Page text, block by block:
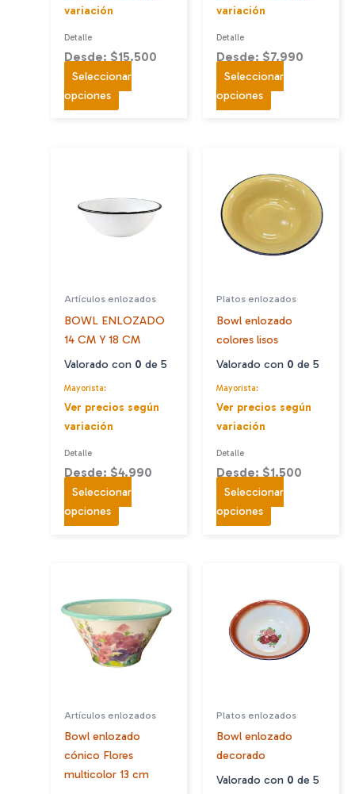
variación
Detalle
Desde: $15.500
Seleccionar
opciones Este
producto
opciones
la
página
de
producto
variación
Detalle
Desde: $7.990
Seleccionar
opciones Este
producto
variantes.
Las
opciones
se
pueden
la
página
de
producto
Artículos enlozados
BOWL ENLOZADO
14 CM Y 18 CM
Valorado con 0 de 5
Mayorista:
Ver precios según
variación
Detalle
Desde: $4.990
Seleccionar
opciones Este
producto
Las
opciones
se
pueden
la
página
de
producto
Platos enlozados
Bowl enlozado
colores lisos
Valorado con 0 de 5
Mayorista:
Ver precios según
variación
Detalle
Desde: $1.500
Seleccionar
opciones Este
producto
Las
opciones
se
pueden
la
página
producto
Artículos enlozados
Bowl enlozado
cónico Flores
multicolor 13 cm
Platos enlozados
Bowl enlozado
decorado
Valorado con 0 de 5